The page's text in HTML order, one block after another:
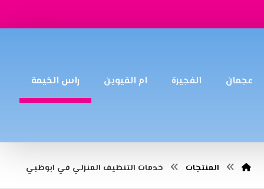
عجمان الفجيرة ام القيوين راس الخيمة
المنتجات خدمات التنظيف المنزلي في ابوظبي